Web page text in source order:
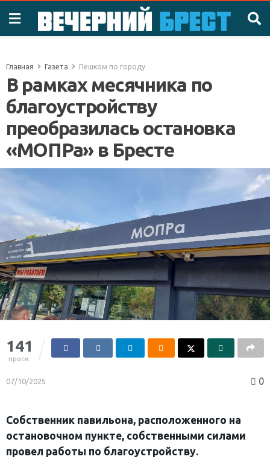
Главная Газета Пешком по городу
В рамках месячника по
благоустройству
преобразилась остановка
«МОПРа» в Бресте
141
просм.
07/10/2025 0
Собственник павильона, расположенного на
остановочном пункте, собственными силами
провел работы по благоустройству.